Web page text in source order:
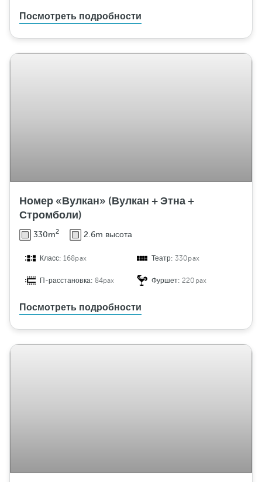
Посмотреть подробности
Номер «Вулкан» (Вулкан + Этна +
Стромболи)
330m2 2.6m высота
Класс:168pax Театр:330pax
П-расстановка: 84pax Фуршет:220pax
Посмотреть подробности